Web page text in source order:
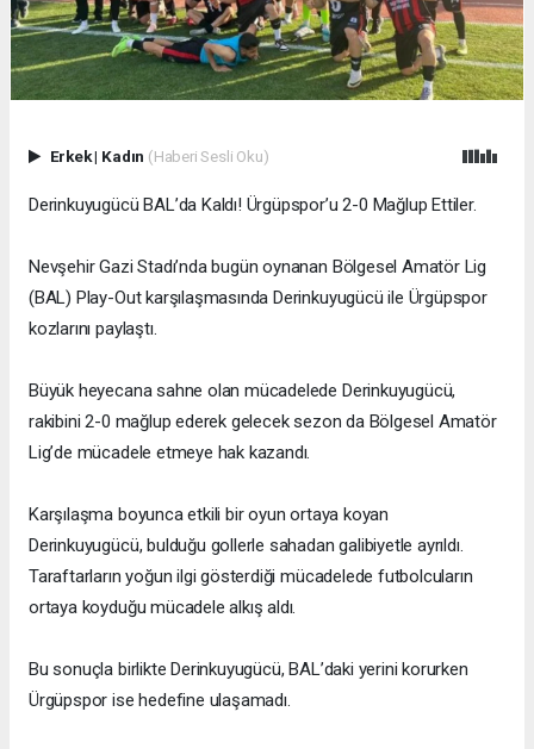
Erkek| Kadın (Haberi Sesli Oku)
Derinkuyugücü BAL’da Kaldı! Ürgüpspor’u 2-0 Mağlup Ettiler.
Nevşehir Gazi Stadı’nda bugün oynanan Bölgesel Amatör Lig
(BAL) Play-Out karşılaşmasında Derinkuyugücü ile Ürgüpspor
kozlarını paylaştı.
Büyük heyecana sahne olan mücadelede Derinkuyugücü,
rakibini 2-0 mağlup ederek gelecek sezon da Bölgesel Amatör
Lig’de mücadele etmeye hak kazandı.
Karşılaşma boyunca etkili bir oyun ortaya koyan
Derinkuyugücü, bulduğu gollerle sahadan galibiyetle ayrıldı.
Taraftarların yoğun ilgi gösterdiği mücadelede futbolcuların
ortaya koyduğu mücadele alkış aldı.
Bu sonuçla birlikte Derinkuyugücü, BAL’daki yerini korurken
Ürgüpspor ise hedefine ulaşamadı.